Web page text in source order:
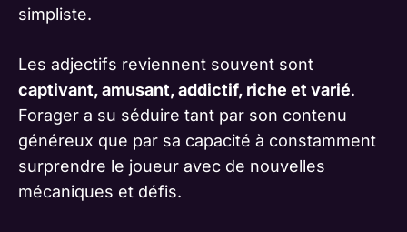
simpliste.
Les adjectifs reviennent souvent sont
captivant, amusant, addictif, riche et varié.
Forager a su séduire tant par son contenu
généreux que par sa capacité à constamment
surprendre le joueur avec de nouvelles
mécaniques et défis.